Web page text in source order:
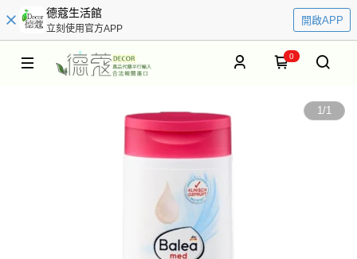
德蔻生活館
立刻使用官方APP
開啟APP
0
1/1